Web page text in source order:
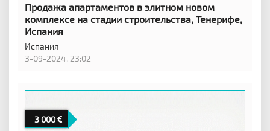
Продажа апартаментов в элитном новом
комплексе на стадии строительства, Тенерифе,
Испания
Испания
3-09-2024, 23:02
3 000